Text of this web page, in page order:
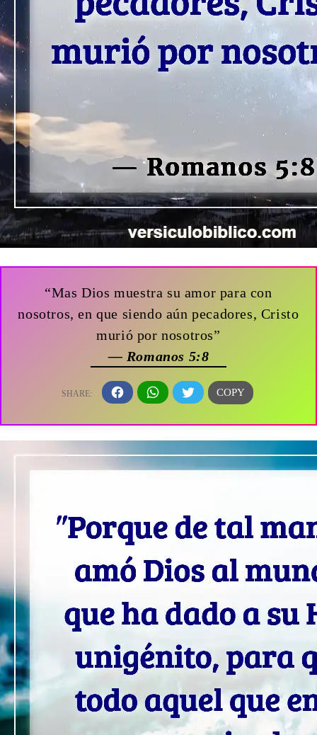
“Mas Dios muestra su amor para con
nosotros, en que siendo aún pecadores, Cristo
murió por nosotros”
— Romanos 5:8